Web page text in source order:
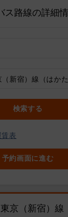
ス路線の詳細
新宿）線（はかた
検索する
賃表
予約画面に進む
京（新宿）線